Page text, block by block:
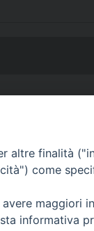
MELFI (PZ)
altre finalità
come
maggiori
informativa